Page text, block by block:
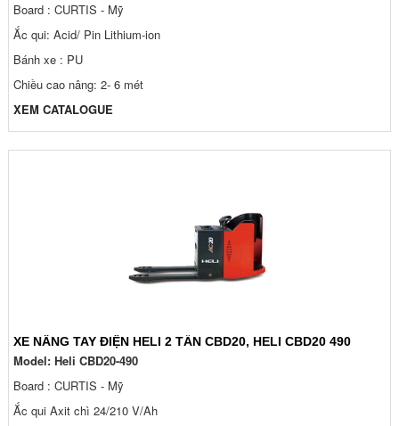
Board : CURTIS - Mỹ
Ắc qui: Acid/ Pin Lithium-ion
Bánh xe : PU
Chiều cao nâng: 2- 6 mét
XEM CATALOGUE
XE NÂNG TAY ĐIỆN HELI 2 TẤN CBD20, HELI CBD20 490
Model: Heli CBD20-490
Board : CURTIS - Mỹ
Ắc qui Axit chì 24/210 V/Ah